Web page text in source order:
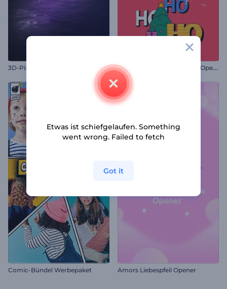
3D-Pixel-Intro W
eihnachtsstimmung-2D-Opener
Comic-Bündel Werbepaket Amors Liebespfeil Opener
Etwas ist schiefgelaufen. Something
went wrong. Failed to fetch
Got it